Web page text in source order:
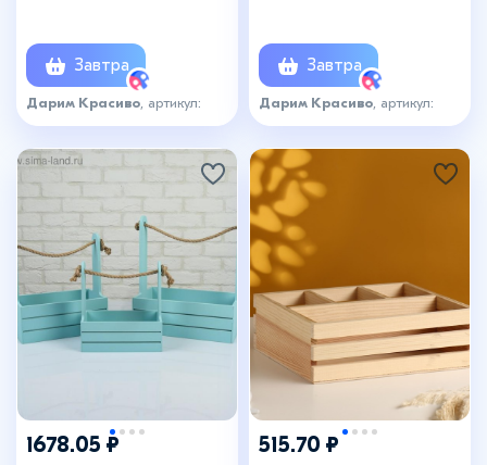
Завтра
Дарим Красиво , артикул:
5560204
Завтра
Дарим Красиво , артикул:
6461157
1678.05 ₽ 515.70 ₽